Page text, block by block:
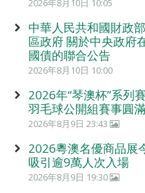
2026年8月10日 10:05
中華人民共和國財政
區政府 關於中央政府
國債的聯合公告
2026年8月10日 10:00
2026年“琴澳杯”系列
羽毛球公開組賽事圓
2026年8月9日 23:43
2026粵澳名優商品展
吸引逾9萬人次入場
2026年8月9日 19:30